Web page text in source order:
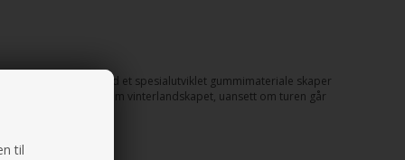
til
rustfritt stål med et spesialutviklet gummimateriale skaper
seg trygt gjennom vinterlandskapet, uansett om turen går